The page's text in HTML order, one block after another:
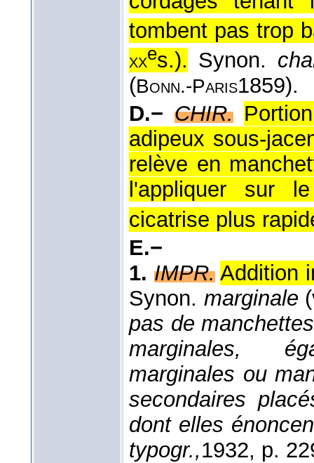
tombent pas trop
xxes.). Synon.
(Bonn.-Paris1859).
D.− CHIR.
adipeux sous-
relève en
l'appliquer sur
cicatrise plus
E.−
1. IMPR. Addition
Synon. marginale
pas de
marginales,
marginales ou
secondaires
dont elles
typogr.,1932, p.